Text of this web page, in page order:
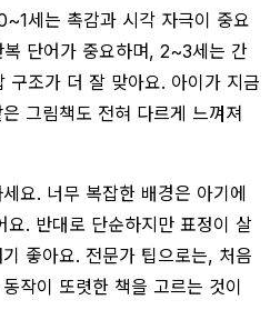
세는 촉감과 시각 자극이 중요
단어가 중요하며, 2~3세는 간
구조가 더 잘 맞아요. 아이가 지금
그림책도 전혀 다르게 느껴져
요. 너무 복잡한 배경은 아기에
. 반대로 단순하지만 표정이 살
좋아요. 전문가 팁으로는, 처음
작이 또렷한 책을 고르는 것이